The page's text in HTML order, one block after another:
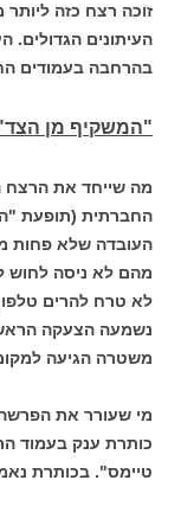
זוכה רצח כזה
העיתונים הגדולים.
בהרחבה בעמודים
"המשקיף מן
מה שייחד את הרצח
מהם לא ניסה לחוש
נשמעה הצעקה
משטרה הגיעה
מי שעורר את
כותרת ענק בעמוד
טיימס". בכותרת נאמר: "39 עדי ראיה לרצח לא